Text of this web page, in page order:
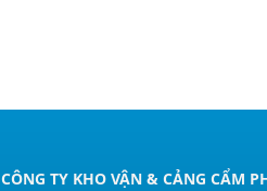
CÔNG TY KHO VẬN & CẢNG CẨM